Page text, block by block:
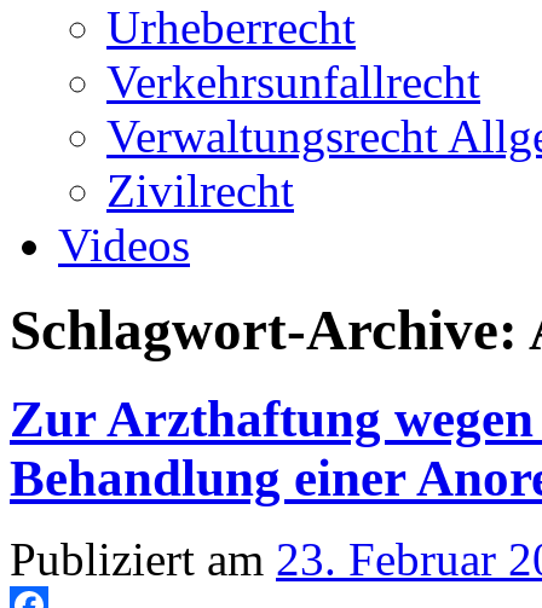
Urheberrecht
Verkehrsunfallrecht
Verwaltungsrecht
Zivilrecht
Videos
Schlagwort-Archive:
Zur Arzthaftung
Behandlung einer
Publiziert am 23. Februar